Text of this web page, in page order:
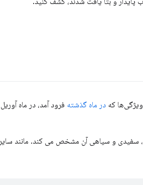
که در ماه گذشته فرود آمد، در ماه
سفیدی و سیاهی آن مشخص می کند. مانند سایر